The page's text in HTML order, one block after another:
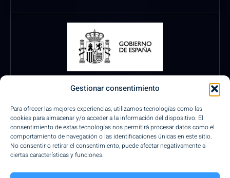
Gestionar consentimiento
Para ofrecer las mejores experiencias, utilizamos tecnologías como las
cookies para almacenar y/o acceder a la información del dispositivo. El
consentimiento de estas tecnologías nos permitirá procesar datos como el
comportamiento de navegación o las identificaciones únicas en este sitio.
No consentir o retirar el consentimiento, puede afectar negativamente a
ciertas características y funciones.Pagos Seguros